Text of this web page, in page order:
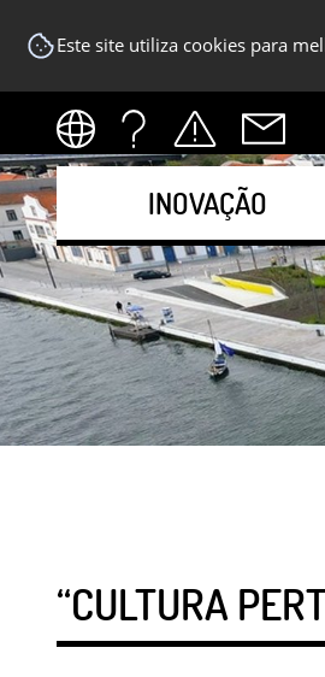
Este site utiliza cookies para
INOVAÇÃO
“CULTURA